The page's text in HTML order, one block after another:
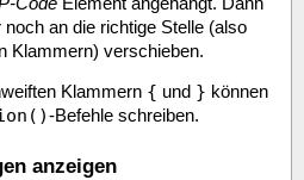
an die richtige Stelle (also
Klammern) verschieben.
Klammern { und } können
-Befehle schreiben.
anzeigen